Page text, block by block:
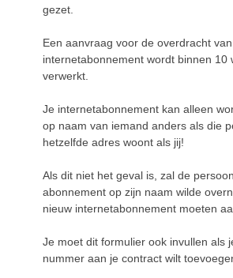
gezet.
Een aanvraag voor de overdracht
internetabonnement wordt binnen 10
verwerkt.
Je internetabonnement kan alleen
op naam van iemand anders als die
hetzelfde adres woont als jij!
Als dit niet het geval is, zal de
abonnement op zijn naam wilde
nieuw internetabonnement moeten
Je moet dit formulier ook invullen als
nummer aan je contract wilt